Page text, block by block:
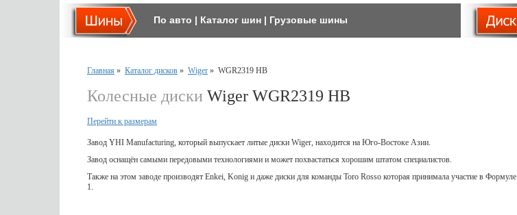
По авто | Каталог шин | Грузовые шины
Главная » Каталог дисков » Wiger » WGR2319 HB
Колесные диски Wiger WGR2319 HB
Перейти к размерам
Завод YHI Manufacturing, который выпускает литые диски Wiger, находится на Юго-Востоке Азии.
Завод оснащён самыми передовыми технологиями и может похвастаться хорошим штатом специалистов.
Также на этом заводе производят Enkei, Konig и даже диски для команды Toro Rosso которая принимала участие в Формуле
1.